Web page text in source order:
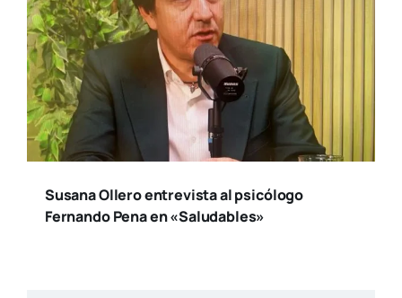
Susana Ollero entrevista al psicólogo
Fernando Pena en «Saludables»